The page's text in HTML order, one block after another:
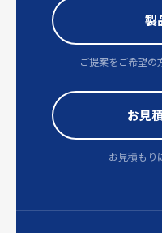
製
ご提案をご希望の
お見
お見積もり